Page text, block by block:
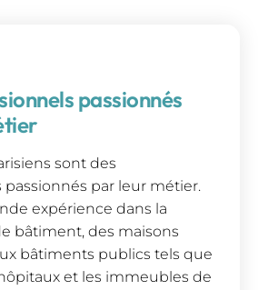
passionnés
sont des
passionnés par leur métier.
expérience dans la
bâtiment, des maisons
bâtiments publics tels que
et les immeubles de